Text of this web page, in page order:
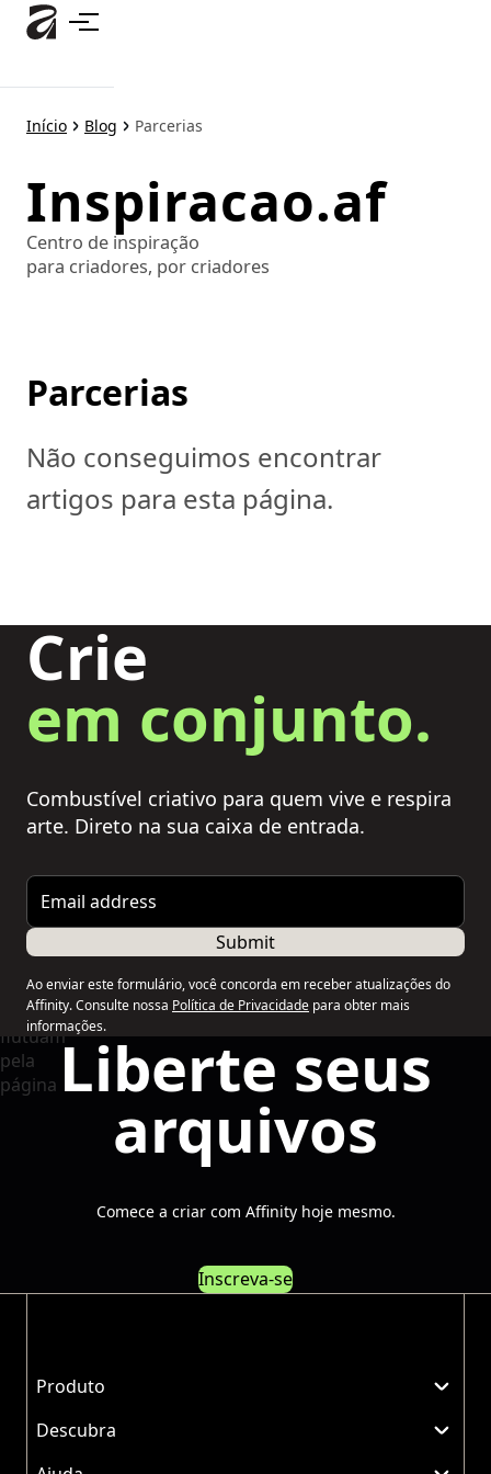
Pular
para
conteúdo
Início Blog Parcerias
Inspiracao.af
Centro de inspiração
para criadores, por criadores
Parcerias
Não conseguimos encontrar
artigos para esta página.
Crie
em conjunto.
Combustível criativo para quem vive e respira
arte. Direto na sua caixa de entrada.
Email address
Submit
Ao enviar este formulário, você concorda em receber atualizações do
Affinity. Consulte nossa Política de Privacidade para obter mais
informações.
Liberte seus
arquivos
Comece a criar com Affinity hoje mesmo.
Inscreva-se
Produto
Descubra